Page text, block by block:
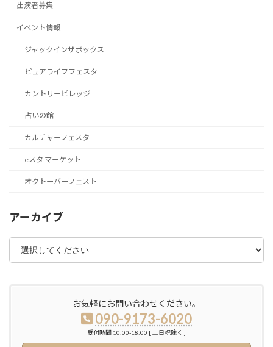
出演者募集
イベント情報
ジャックインザボックス
ピュアライフフェスタ
カントリービレッジ
占いの館
カルチャーフェスタ
eスタ マーケット
オクトーバーフェスト
アーカイブ
お気軽にお問い合わせください。
090-9173-6020
受付時間 10:00-18:00 [ 土日祝除く ]